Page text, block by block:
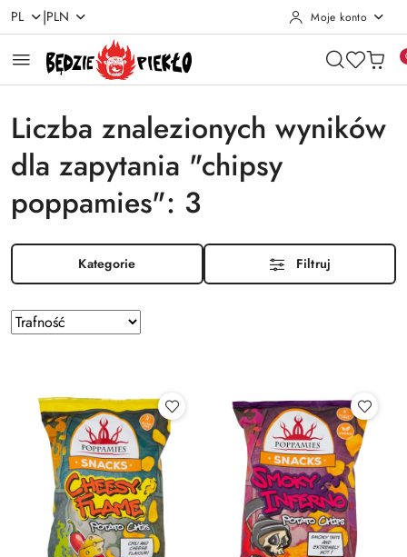
Przejdź do treści głównej
Przejdź do wyszukiwarki
Przejdź do moje konto
Przejdź do menu głównego
Przejdź do stopki
PL |PLN Moje konto
Liczba znalezionych wyników
dla zapytania "chipsy
poppamies": 3
Kategorie Filtruj
Zastosowano
sortowanie:
Sortuj
według